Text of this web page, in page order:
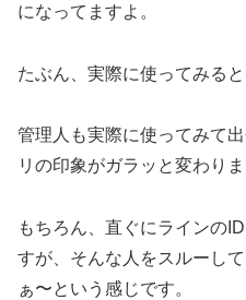
になってますよ。
たぶん、実際に使ってみる
管理人も実際に使ってみて
リの印象がガラッと変わり
もちろん、直ぐにラインの
すが、そんな人をスルーし
ぁ〜という感じです。